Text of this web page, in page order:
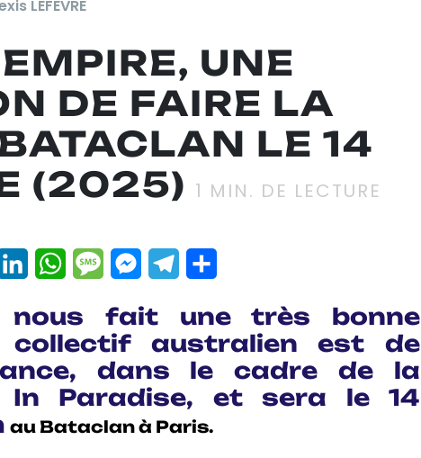
LEFEVRE
UNE
DE FAIRE LA
LE 14
(2025) 1 MIN. DE LECTURE
Pinterest
LinkedInWhatsApp
MessageMessenger
Telegram
nous fait une très bonne
australien est de
dans le cadre de la
In Paradise, et sera le 14
au Bataclan à Paris.